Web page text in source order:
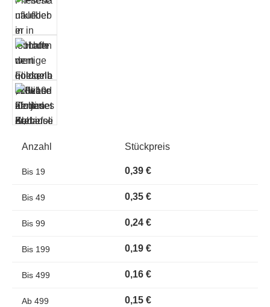
Anzahl Stückpreis
Bis 19 0,39 €
Bis 49 0,35 €
Bis 99 0,24 €
Bis 199 0,19 €
Bis 499 0,16 €
Ab 499 0,15 €